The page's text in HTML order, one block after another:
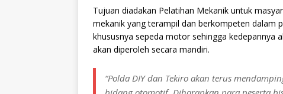
Tujuan diadakan Pelatihan Mekanik untuk
mekanik yang terampil dan berkompeten dalam
khususnya sepeda motor sehingga kedepannya
akan diperoleh secara mandiri.
“Polda DIY dan Tekiro akan terus